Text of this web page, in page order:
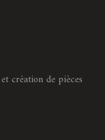
création de pièces